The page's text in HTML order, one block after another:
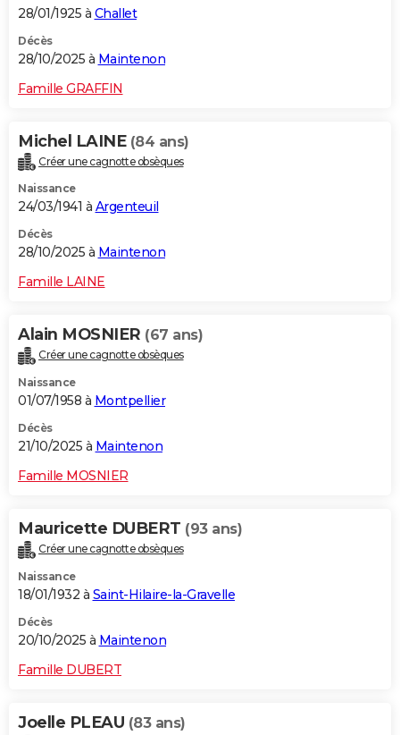
28/01/1925 à Challet
Décès
28/10/2025 à Maintenon
Famille GRAFFIN
Michel LAINE (84 ans)
Créer une cagnotte obsèques
Naissance
24/03/1941 à Argenteuil
Décès
28/10/2025 à Maintenon
Famille LAINE
Alain MOSNIER (67 ans)
Créer une cagnotte obsèques
Naissance
01/07/1958 à Montpellier
Décès
21/10/2025 à Maintenon
Famille MOSNIER
Mauricette DUBERT (93 ans)
Créer une cagnotte obsèques
Naissance
18/01/1932 à Saint-Hilaire-la-Gravelle
Décès
20/10/2025 à Maintenon
Famille DUBERT
Joelle PLEAU (83 ans)